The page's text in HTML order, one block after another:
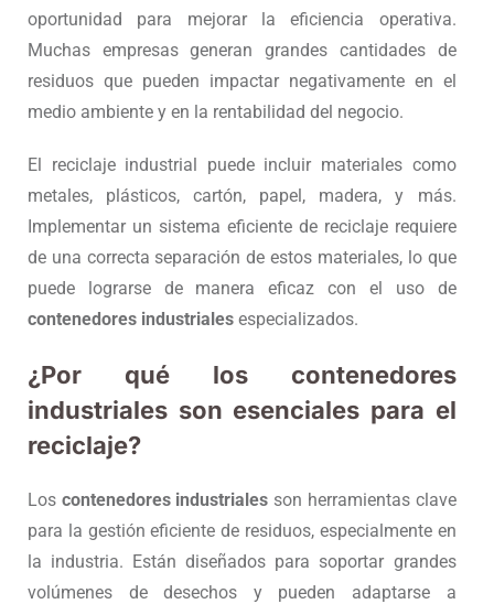
oportunidad para mejorar la eficiencia operativa.
Muchas empresas generan grandes cantidades de
residuos que pueden impactar negativamente en el
medio ambiente y en la rentabilidad del negocio.
El reciclaje industrial puede incluir materiales como
metales, plásticos, cartón, papel, madera, y más.
Implementar un sistema eficiente de reciclaje requiere
de una correcta separación de estos materiales, lo que
puede lograrse de manera eficaz con el uso de
contenedores industriales especializados.
¿Por qué los contenedores
industriales son esenciales para el
reciclaje?
Los contenedores industriales son herramientas clave
para la gestión eficiente de residuos, especialmente en
la industria. Están diseñados para soportar grandes
volúmenes de desechos y pueden adaptarse a